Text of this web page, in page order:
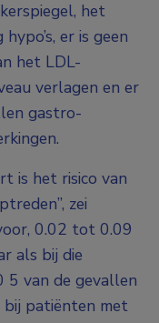
het
er is geen
het LDL-
verlagen en er
gastro-
is het risico van
zei
0.02 tot 0.09
als bij die
van de gevallen
bij patiënten met